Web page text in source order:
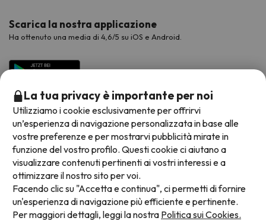
Scarica la nostra applicazione
Ha ottenuto una media di 4,6/5 su iOS e Android.
Metodi di pagamento disponibili
La tua privacy è importante per noi
Utilizziamo i cookie esclusivamente per offrirvi
un’esperienza di navigazione personalizzata in base alle
vostre preferenze e per mostrarvi pubblicità mirate in
funzione del vostro profilo. Questi cookie ci aiutano a
visualizzare contenuti pertinenti ai vostri interessi e a
ottimizzare il nostro sito per voi.
Facendo clic su "Accetta e continua", ci permetti di fornire
un'esperienza di navigazione più efficiente e pertinente.
Per maggiori dettagli, leggi la nostra Politica sui Cookies.